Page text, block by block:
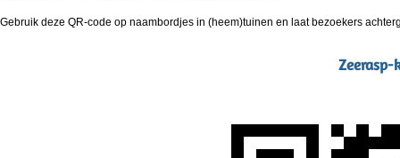
Gebruik deze QR-code op naambordjes in (heem)tuinen en laat bezoekers